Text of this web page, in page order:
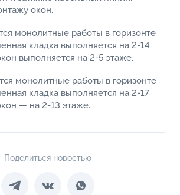
окон.
монолитные работы в горизонте
кладка выполняется на 2-14
выполняется на 2-5 этаже.
монолитные работы в горизонте
кладка выполняется на 2-17
— на 2-13 этаже.
Поделиться новостью